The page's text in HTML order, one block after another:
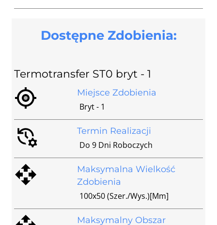
Dostępne Zdobienia:
Termotransfer ST0 bryt - 1
Miejsce Zdobienia
Bryt - 1
Termin Realizacji
Do 9 Dni Roboczych
Maksymalna Wielkość
Zdobienia
100x50 (szer./wys.)[mm]
Maksymalny Obszar